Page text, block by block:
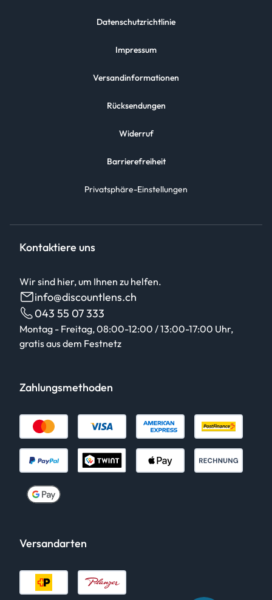
Datenschutzrichtlinie
Impressum
Versandinformationen
Rücksendungen
Widerruf
Barrierefreiheit
Privatsphäre-Einstellungen
Kontaktiere uns
Wir sind hier, um Ihnen zu helfen.
info@discountlens.ch
043 55 07 333
Montag - Freitag, 08:00-12:00 / 13:00-17:00 Uhr,
gratis aus dem Festnetz
Zahlungsmethoden
Versandarten